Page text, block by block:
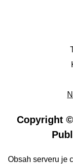
Copyright
Obsah serveru je